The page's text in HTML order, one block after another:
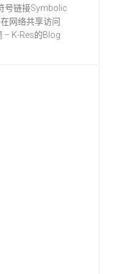
号链接Symbolic
网络共享访问
– K-Res的Blog